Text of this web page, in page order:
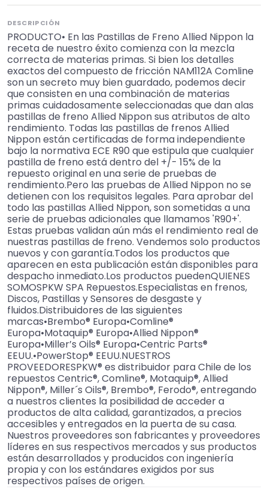
DESCRIPCIÓN
PRODUCTO• En las Pastillas de Freno Allied Nippon la
receta de nuestro éxito comienza con la mezcla
correcta de materias primas. Si bien los detalles
exactos del compuesto de fricción NAM112A Comline
son un secreto muy bien guardado, podemos decir
que consisten en una combinación de materias
primas cuidadosamente seleccionadas que dan alas
pastillas de freno Allied Nippon sus atributos de alto
rendimiento. Todas las pastillas de frenos Allied
Nippon están certificadas de forma independiente
bajo la normativa ECE R90 que estipula que cualquier
pastilla de freno está dentro del +/- 15% de la
repuesto original en una serie de pruebas de
rendimiento.Pero las pruebas de Allied Nippon no se
detienen con los requisitos legales. Para aprobar del
todo las pastillas Allied Nippon, son sometidas a una
serie de pruebas adicionales que llamamos 'R90+'.
Estas pruebas validan aún más el rendimiento real de
nuestras pastillas de freno. Vendemos solo productos
nuevos y con garantía.Todos los productos que
aparecen en esta publicación están disponibles para
despacho inmediato.Los productos puedenQUIENES
SOMOSPKW SPA Repuestos.Especialistas en frenos,
Discos, Pastillas y Sensores de desgaste y
fluidos.Distribuidores de las siguientes
marcas•Brembo® Europa•Comline®
Europa•Motaquip® Europa•Allied Nippon®
Europa•Miller’s Oils® Europa•Centric Parts®
EEUU.•PowerStop® EEUU.NUESTROS
PROVEEDORESPKW® es distribuidor para Chile de los
repuestos Centric®, Comline®, Motaquip®, Allied
Nippon®, Miller´s Oils®, Brembo®, Ferodo®, entregando
a nuestros clientes la posibilidad de acceder a
productos de alta calidad, garantizados, a precios
accesibles y entregados en la puerta de su casa.
Nuestros proveedores son fabricantes y proveedores
líderes en sus respectivos mercados y sus productos
están desarrollados y producidos con ingeniería
propia y con los estándares exigidos por sus
respectivos países de origen.